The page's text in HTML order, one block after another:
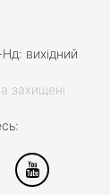
вихідний
захищені